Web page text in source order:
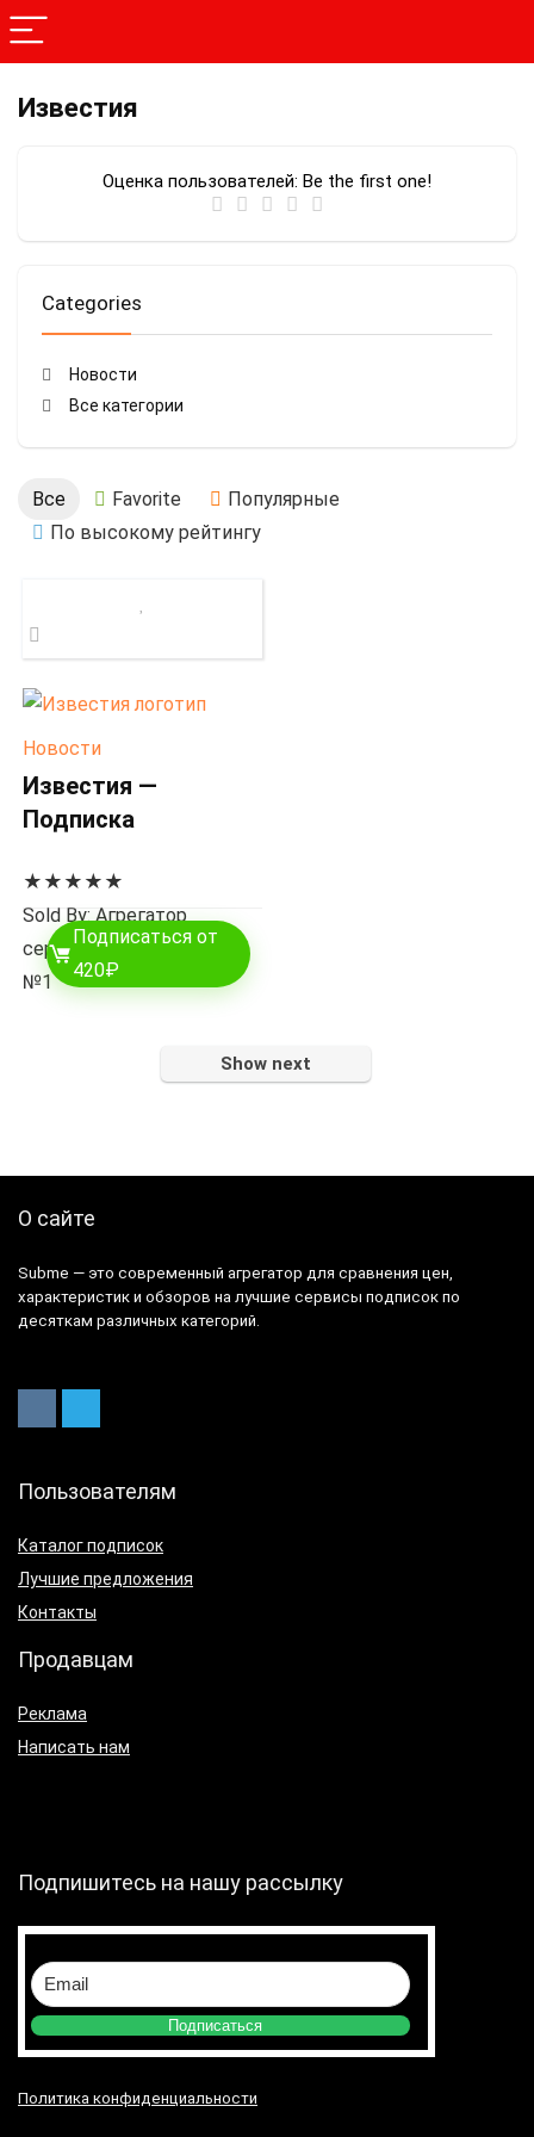
Известия
Оценка пользователей: Be the first one!
Categories
Новости
Все категории
Все Favorite
Популярные
По высокому рейтингу
Новости
Известия —
Подписка
★ ★ ★ ★ ★
Подписаться от
420₽
Sold By: Агрегатор
сервисов по подписке
№1
Show next
О сайте
Subme — это современный агрегатор для сравнения цен,
характеристик и обзоров на лучшие сервисы подписок по
десяткам различных категорий.
Пользователям
Каталог подписок
Лучшие предложения
Контакты
Продавцам
Реклама
Написать нам
Подпишитесь на нашу рассылку
Подписаться
Политика конфиденциальности